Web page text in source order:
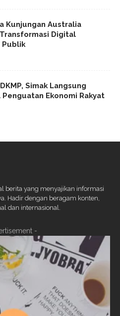
Kunjungan Australia
Digital
Publik
Simak Langsung
Ekonomi Rakyat
berita yang menyajikan informasi
Hadir dengan beragam konten,
dan internasional.
-